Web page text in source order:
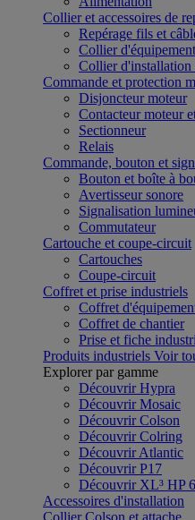
Collier et accessoires de
Repérage fils et
Collier
Collier d'installation
Commande et protection
Disjoncteur moteur
Contacteur moteur
Sectionneur
Relais
Commande, bouton et
Bouton et boîte à
Avertisseur sonore
Signalisation
Commutateur
Cartouche et coupe-circuit
Cartouches
Coupe-circuit
Coffret et prise industriels
Coffret
Coffret de chantier
Prise et fiche
Produits industriels Voir
Explorer par gamme
Découvrir Hypra
Découvrir Mosaic
Découvrir Colson
Découvrir Colring
Découvrir Atlantic
Découvrir P17
Découvrir XL³ HP
Accessoires d'installation
Collier Colson et attache